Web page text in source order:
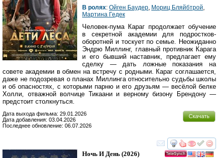
В ролях: Ойген Баудер, Мориц Бляйбтрой,
Мартина Гедек
Человек-пума Караг продолжает обучение
в секретной академии для подростков-
оборотней и тоскует по семье. Неожиданно
Эндрю Миллинг, главный противник Карага
и его бывший наставник, предлагает ему
сделку — дать ложные показания на
совете академии в обмен на встречу с родными. Караг соглашается,
даже не подозревая о планах Миллинга относительно судьбы школы
и об опасностях, с которыми парню и его друзьям — весёлой белке
Холли, отважной волчице Тикаани и верному бизону Брендону —
предстоит столкнуться.
Скачать
Дата выхода фильма: 29.01.2026
Дата добавления: 03.04.2026
Последнее обновление: 06.07.2026
смотреть
Ночь И День (2026)